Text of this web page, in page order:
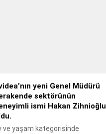
yeni Genel Müdürü
sektörünün
ismi Hakan Zihnioğlu
ve yaşam kategorisinde